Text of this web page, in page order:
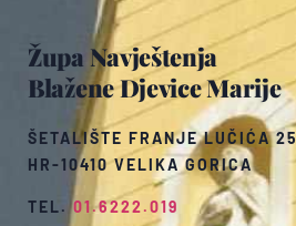
Župa Navještenja
Blažene Djevice Marije
ŠETALIŠTE FRANJE LUČIĆA 25
HR-10410 VELIKA GORICA
TEL.01.6222.019